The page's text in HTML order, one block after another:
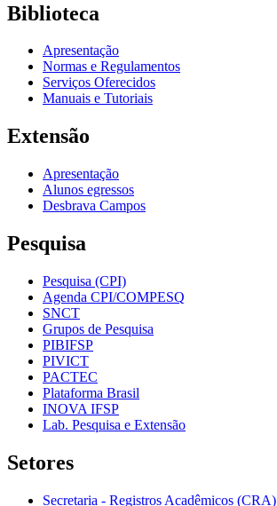
Biblioteca
Apresentação
Normas e Regulamentos
Serviços Oferecidos
Manuais e Tutoriais
Extensão
Apresentação
Alunos egressos
Desbrava Campos
Pesquisa
Pesquisa (CPI)
Agenda CPI/COMPESQ
SNCT
Grupos de Pesquisa
PIBIFSP
PIVICT
PACTEC
Plataforma Brasil
INOVA IFSP
Lab. Pesquisa e Extensão
Setores
Secretaria - Registros Acadêmicos (CRA)